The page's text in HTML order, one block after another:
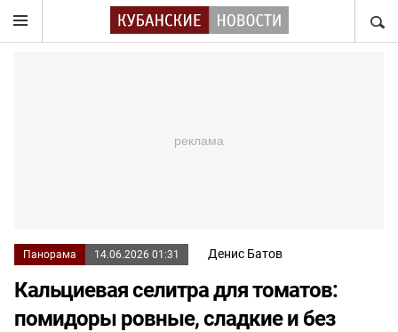
Панорама 14.06.2026 01:31 Денис Батов
Кальциевая селитра для томатов:
помидоры ровные, сладкие и без